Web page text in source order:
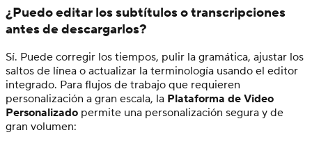
¿Puedo editar los subtítulos o transcripciones
antes de descargarlos?
Sí. Puede corregir los tiempos, pulir la gramática, ajustar los
saltos de línea o actualizar la terminología usando el editor
integrado. Para flujos de trabajo que requieren
personalización a gran escala, la Plataforma de Video
Personalizado permite una personalización segura y de
gran volumen: